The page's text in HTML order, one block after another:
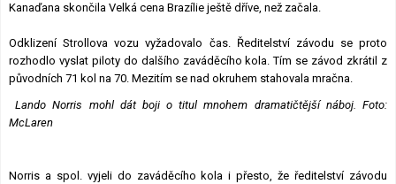
Kanaďana skončila Velká cena Brazílie ještě dříve, než začala.
Odklizení Strollova vozu vyžadovalo čas. Ředitelství závodu se proto
rozhodlo vyslat piloty do dalšího zaváděcího kola. Tím se závod zkrátil z
původních 71 kol na 70. Mezitím se nad okruhem stahovala mračna.
Lando Norris mohl dát boji o titul mnohem dramatičtější náboj. Foto:
McLaren
Norris a spol. vyjeli do zaváděcího kola i přesto, že ředitelství závodu